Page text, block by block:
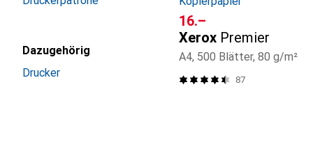
Dazugehörig
Drucker
CHF
16.–
Xerox Premier
A4, 500 Blätter, 80 g/m²
87